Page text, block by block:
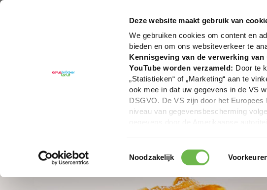
Deze website maakt gebruik van
We gebruiken cookies om content en
bieden en om ons websiteverkeer te
Kennisgeving van de verwerking
YouTube worden verzameld: Door te
„Statistieken“ of „Marketing“ aan te
ook mee in dat uw gegevens in de VS
DSGVO. De VS zijn door het
niveau van gegevensbescherming
overdracht niet plaatsvinden. Voor
We geven u hier graag meer
Toestemmingsselectie
Noodzakelijk